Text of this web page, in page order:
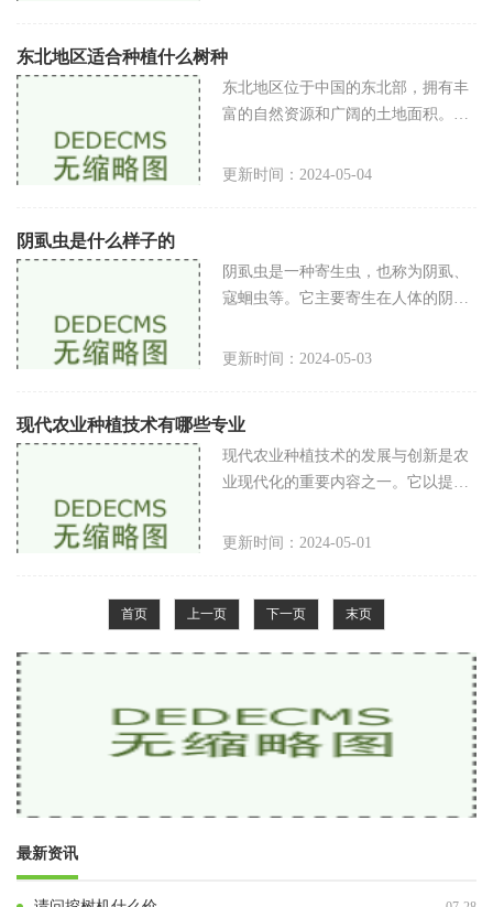
东北地区适合种植什么树种
东北地区位于中国的东北部，拥有丰
富的自然资源和广阔的土地面积。由
地区适合种植的树种也有所不同。我
更新时间：2024-05-04
阴虱虫是什么样子的
阴虱虫是一种寄生虫，也称为阴虱、
寇蛔虫等。它主要寄生在人体的阴
位。阴虱虫的体形较小，通常长度不
更新时间：2024-05-03
现代农业种植技术有哪些专业
现代农业种植技术的发展与创新是农
业现代化的重要内容之一。它以提高
环境、节约资源为目标，涵盖了众多
更新时间：2024-05-01
首页 上一页 下一页 末页
最新资讯